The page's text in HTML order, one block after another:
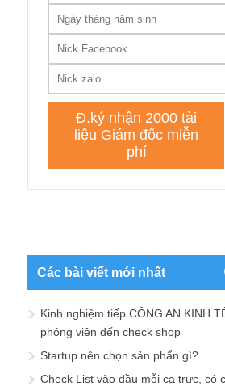
Các bài viết mới nhất
Kinh nghiệm tiếp CÔNG AN KINH
phóng viên đến check shop
Startup nên chọn sản phẩn gì?
Check List vào đầu mỗi ca trực, có